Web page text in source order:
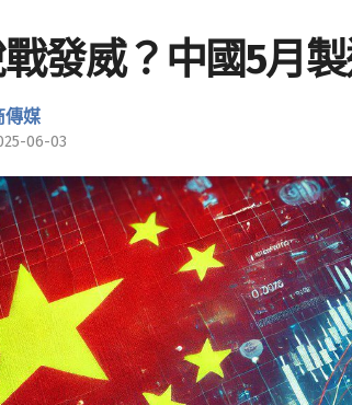
戰發威？中國5月
傳媒
06-03